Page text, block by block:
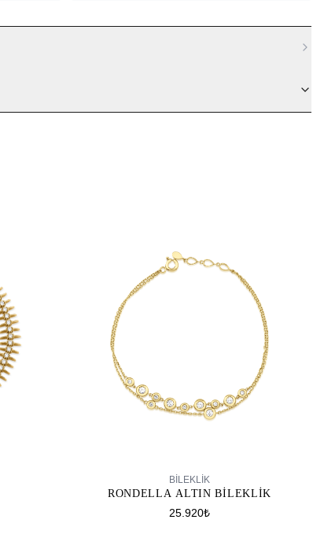
BILEKLIK
RONDELLA ALTIN BILEKLIK
25.920₺